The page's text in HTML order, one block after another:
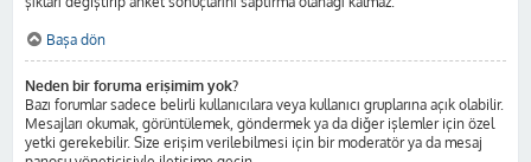
Başa dön
Neden bir foruma erişimim yok?
Bazı forumlar sadece belirli kullanıcılara veya kullanıcı gruplarına açık olabilir.
Mesajları okumak, görüntülemek, göndermek ya da diğer işlemler için özel
yetki gerekebilir. Size erişim verilebilmesi için bir moderatör ya da mesaj